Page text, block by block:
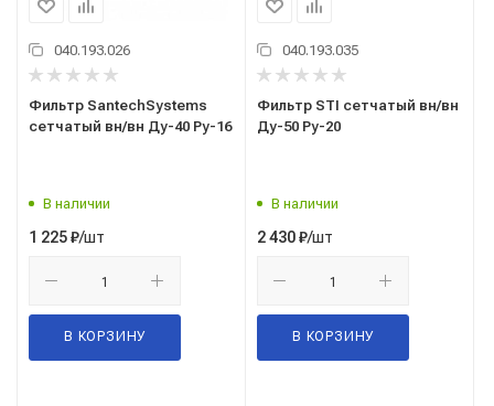
040.193.026
Фильтр SantechSystems
сетчатый вн/вн Ду-40 Ру-16
В наличии
1 225₽/шт
В КОРЗИНУ
040.193.035
Фильтр STI сетчатый вн/вн
Ду-50 Ру-20
В наличии
2 430₽/шт
В КОРЗИНУ